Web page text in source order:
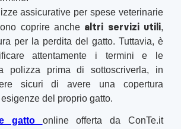
assicurative per spese veterinarie
coprire anche altri servizi utili,
per la perdita del gatto. Tuttavia, è
attentamente i termini e le
polizza prima di sottoscriverla, in
sicuri di avere una copertura
del proprio gatto.
gatto online offerta da ConTe.it